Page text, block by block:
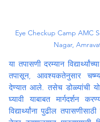
Eye Checkup Camp AMC
Nagar,
या तपासणी दरम्यान
तपासून, आवश्यकतेनुसार
देण्यात आले. तसेच डोळ्यांची
घ्यावी याबाबत मार्गदर्शन
विद्यार्थ्यांना पुढील